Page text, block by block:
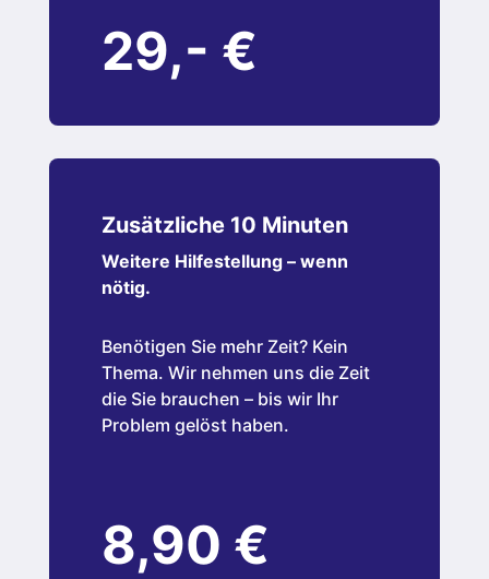
29,- €
Zusätzliche 10 Minuten
Weitere Hilfestellung – wenn
nötig.
Benötigen Sie mehr Zeit? Kein
Thema. Wir nehmen uns die Zeit
die Sie brauchen – bis wir Ihr
Problem gelöst haben.
8,90 €